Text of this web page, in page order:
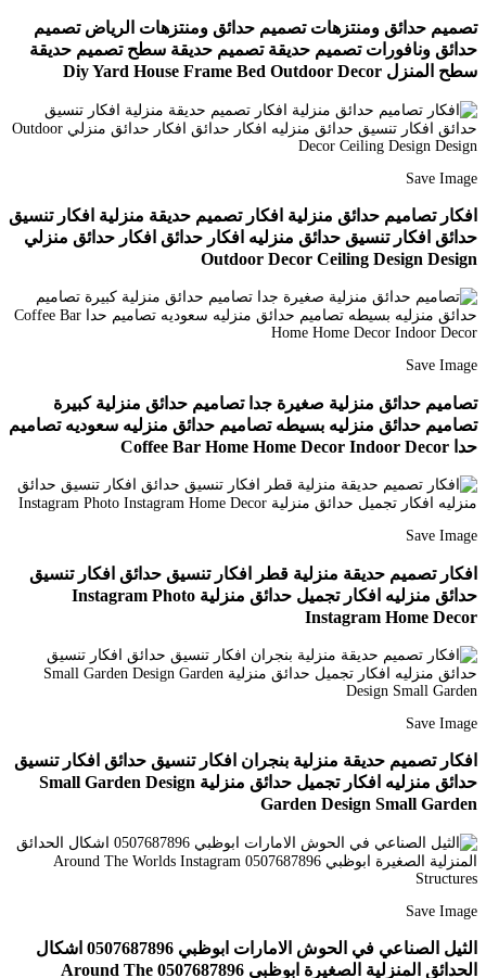
تصميم حدائق ومنتزهات تصميم حدائق ومنتزهات الرياض تصميم
حدائق ونافورات تصميم حديقة تصميم حديقة سطح تصميم حديقة
سطح المنزل Diy Yard House Frame Bed Outdoor Decor
Save Image
افكار تصاميم حدائق منزلية افكار تصميم حديقة منزلية افكار تنسيق
حدائق افكار تنسيق حدائق منزليه افكار حدائق افكار حدائق منزلي
Outdoor Decor Ceiling Design Design
Save Image
تصاميم حدائق منزلية صغيرة جدا تصاميم حدائق منزلية كبيرة
تصاميم حدائق منزليه بسيطه تصاميم حدائق منزليه سعوديه تصاميم
حدا Coffee Bar Home Home Decor Indoor Decor
Save Image
افكار تصميم حديقة منزلية قطر افكار تنسيق حدائق افكار تنسيق
حدائق منزليه افكار تجميل حدائق منزلية Instagram Photo
Instagram Home Decor
Save Image
افكار تصميم حديقة منزلية بنجران افكار تنسيق حدائق افكار تنسيق
حدائق منزليه افكار تجميل حدائق منزلية Small Garden Design
Garden Design Small Garden
Save Image
الثيل الصناعي في الحوش الامارات ابوظبي 0507687896 اشكال
الحدائق المنزلية الصغيرة ابوظبي 0507687896 Around The